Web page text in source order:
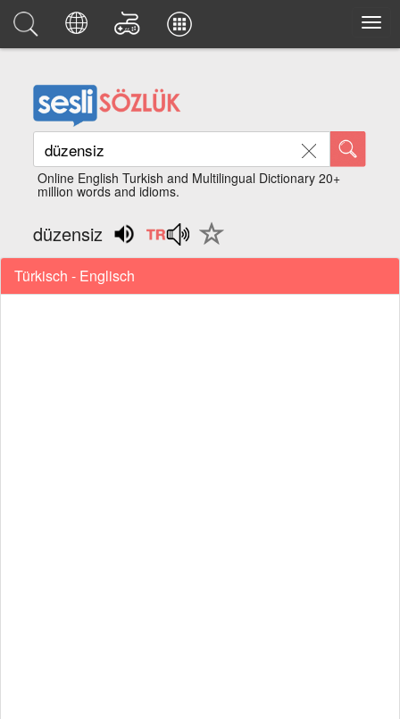
Online English Turkish and Multilingual Dictionary 20+
million words and idioms.
düzensiz
Türkisch - Englisch